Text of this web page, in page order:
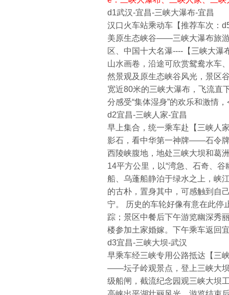
d1武汉-宜昌-三峡大瀑布-宜昌
汉口火车站乘动车【推荐车次：
美原生态峡谷——三峡大瀑布旅
区、中国十大名瀑----【三峡大
山水画卷，沿途可欣赏鸳鸯水车
然景观及原生态峡谷风光，景区
宽近80米的三峡大瀑布，飞流直
分感受“集体湿身”的欢乐和激情
d2宜昌-三峡人家-宜昌
早上集合，统一乘车赴【三峡人
影石，看中华第一神牌——石令
西陵峡腹地，地处三峡大坝和葛
14平方公里，以“湾急、石奇、
船、乌蓬船静泊于绿水之上，峡
的古朴，置身其中，可感触到自
宁。 历史的车轮好像有意在此停
踪；景区中餐后下午游览幽深秀
楼参加土家婚嫁。下午乘车返回
d3宜昌-三峡大坝-武汉
早乘车经三峡专用公路抵达【三
——坛子岭观景点，登上三峡大
级船闸，截流纪念园观三峡大坝